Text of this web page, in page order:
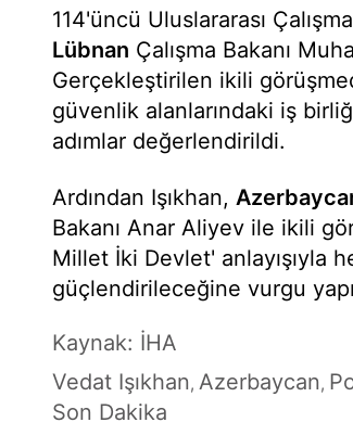
114'üncü Uluslararası
Lübnan Çalışma Bakanı
Gerçekleştirilen ikili
güvenlik alanlarındaki iş
adımlar değerlendirildi.
Ardından Işıkhan,
Bakanı Anar Aliyev ile ikili
Millet İki Devlet' anlayışıyla
güçlendirileceğine vurgu
Kaynak: İHA
Vedat Işıkhan, Azerbaycan,
Son Dakika